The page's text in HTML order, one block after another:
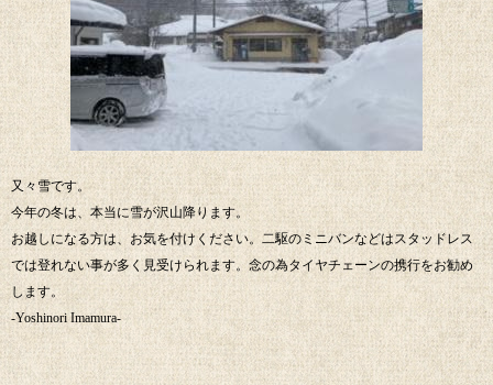
又々雪です。
今年の冬は、本当に雪が沢山降ります。
お越しになる方は、お気を付けください。二駆のミニバンなどはスタッドレス
では登れない事が多く見受けられます。念の為タイヤチェーンの携行をお勧め
します。
-Yoshinori Imamura-